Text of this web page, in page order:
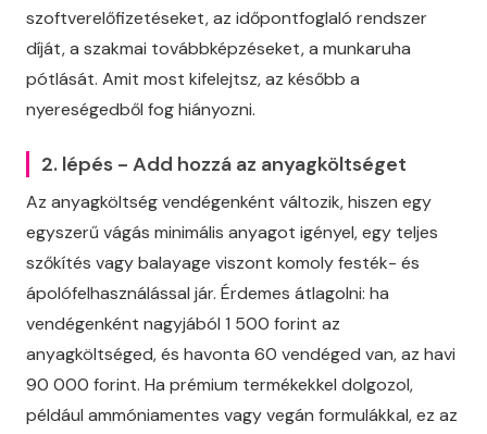
szoftverelőfizetéseket, az időpontfoglaló rendszer
díját, a szakmai továbbképzéseket, a munkaruha
pótlását. Amit most kifelejtsz, az később a
nyereségedből fog hiányozni.
2. lépés - Add hozzá az anyagköltséget
Az anyagköltség vendégenként változik, hiszen egy
egyszerű vágás minimális anyagot igényel, egy teljes
szőkítés vagy balayage viszont komoly festék- és
ápolófelhasználással jár. Érdemes átlagolni: ha
vendégenként nagyjából 1 500 forint az
anyagköltséged, és havonta 60 vendéged van, az havi
90 000 forint. Ha prémium termékekkel dolgozol,
például ammóniamentes vagy vegán formulákkal, ez az